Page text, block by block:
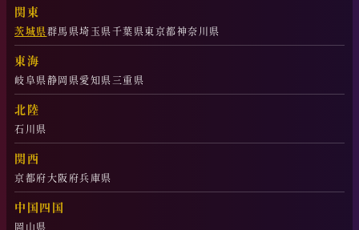
関東
茨城県群馬県埼玉県千葉県東京都神奈川県
東海
岐阜県静岡県愛知県三重県
北陸
石川県
関西
京都府大阪府兵庫県
中国四国
岡山県